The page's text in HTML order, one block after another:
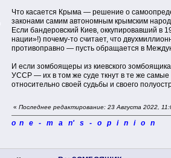
Что касается Крыма — решение о
законами самим автономным крымским
Если бандеровский Киев, оккупировавший в
нации»!) почему-то считает, что
противоправно — пусть обращается в
И если зомбоящеры из киевского
УССР — их в том же суде ткнут в те же
относительно своей судьбы и своего
« Последнее редактирование: 23 Августа 2022,
o n e - m a n' s - o p i n i o n